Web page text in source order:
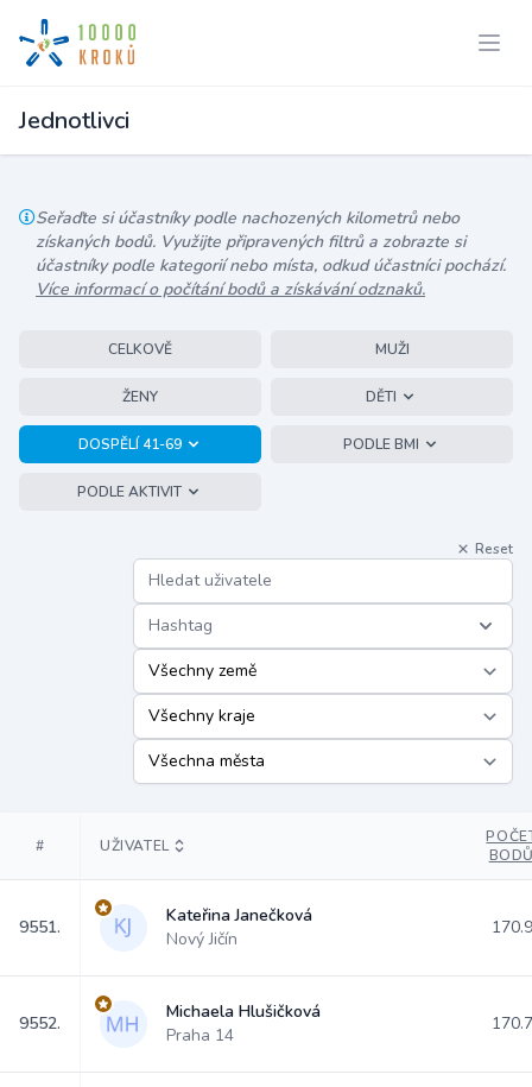
Jednotlivci
Seřaďte si účastníky podle nachozených kilometrů nebo
získaných bodů. Využijte připravených filtrů a zobrazte si
účastníky podle kategorií nebo místa, odkud účastníci pochází.
Více informací o počítání bodů a získávání odznaků.
CELKOVĚ MUŽI
ŽENY DĚTI
DOSPĚLÍ 41-69 PODLE BMI
PODLE AKTIVIT
Reset
Hashtag
# UŽIVATEL
9551.
Kateřina Janečková
Nový Jičín
9552.
Michaela Hlušičková
Praha 14